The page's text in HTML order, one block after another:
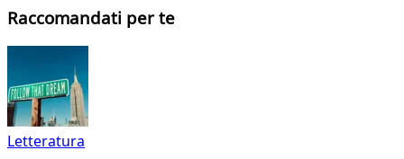
Raccomandati per te
Letteratura